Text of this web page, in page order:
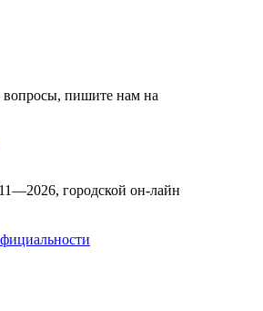
вопросы, пишите нам на
городской он-лайн